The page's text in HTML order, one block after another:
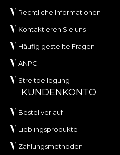
Rechtliche Informationen
Kontaktieren Sie uns
Häufig gestellte Fragen
ANPC
Streitbeilegung
KUNDENKONTO
Bestellverlauf
Lieblingsprodukte
Zahlungsmethoden